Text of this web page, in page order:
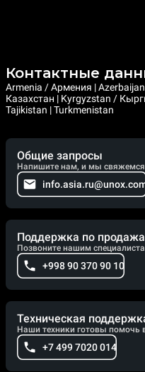
Контактные
Armenia / Армения |
Казахстан | Kyrgyzstan /
Tajikistan | Turkmenistan
Общие запросы
Напишите нам, и мы
Поддержка по
Позвоните нашим
+998 90 370 90 10
Техническая
Наши техники готовы помочь
+7 499 7020 014